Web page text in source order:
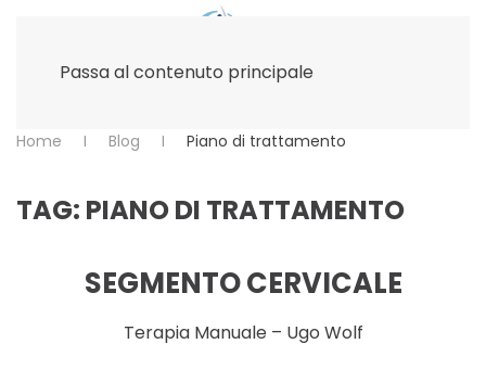
Passa al contenuto principale
Home Blog Piano di trattamento
TAG: PIANO DI TRATTAMENTO
SEGMENTO CERVICALE
Terapia Manuale – Ugo Wolf